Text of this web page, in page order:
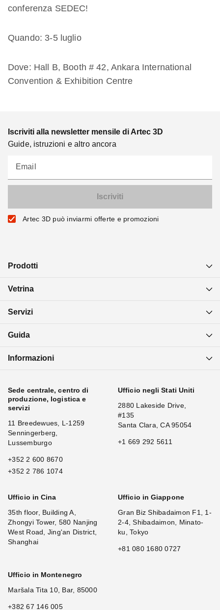
conferenza SEDEC!
Quando: 3-5 luglio
Dove: Hall B, Booth # 42, Ankara International
Convention & Exhibition Centre
Iscriviti alla newsletter mensile di Artec 3D
Guide, istruzioni e altro ancora
Email
Artec 3D può inviarmi offerte e promozioni
Prodotti
Vetrina
Servizi
Guida
Informazioni
Sede centrale, centro di
produzione, logistica e
servizi
11 Breedewues, L-1259
Senningerberg,
Lussemburgo
+352 2 600 8670
+352 2 786 1074
Ufficio negli Stati Uniti
2880 Lakeside Drive,
#135
Santa Clara, CA 95054
+1 669 292 5611
Ufficio in Cina
35th floor, Building A,
Zhongyi Tower, 580 Nanjing
West Road, Jing'an District,
Shanghai
Ufficio in Giappone
Gran Biz Shibadaimon F1, 1-
2-4, Shibadaimon, Minato-
ku, Tokyo
+81 080 1680 0727
Ufficio in Montenegro
Maršala Tita 10, Bar, 85000
+382 67 146 005